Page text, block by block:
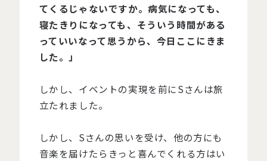
てくるじゃないですか。病気になっても、
寝たきりになっても、そういう時間がある
っていいなって思うから、今日ここにきま
した。」
しかし、イベントの実現を前にSさんは旅
立たれました。
しかし、Sさんの思いを受け、他の方にも
音楽を届けたらきっと喜んでくれる方はい